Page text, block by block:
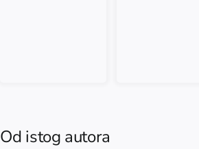
Od istog autora